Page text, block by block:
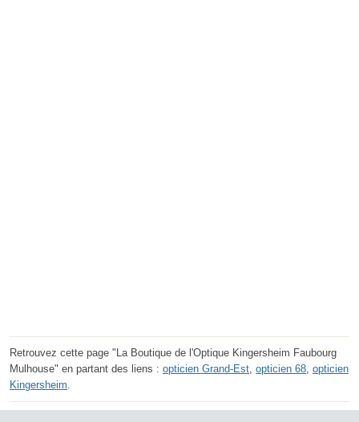
Retrouvez cette page "La Boutique de l'Optique Kingersheim Faubourg
Mulhouse" en partant des liens : opticien Grand-Est opticien 68 opticien
Kingersheim